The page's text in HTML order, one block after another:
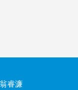
睿濂